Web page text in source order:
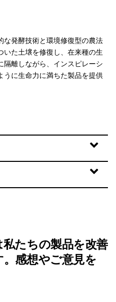
な発酵技術と環境修復型の農法
いた土壌を修復し、在来種の生
離しながら、インスピレーシ
うに生命力に満ちた製品を提供
たちの製品を改善
感想やご意見を